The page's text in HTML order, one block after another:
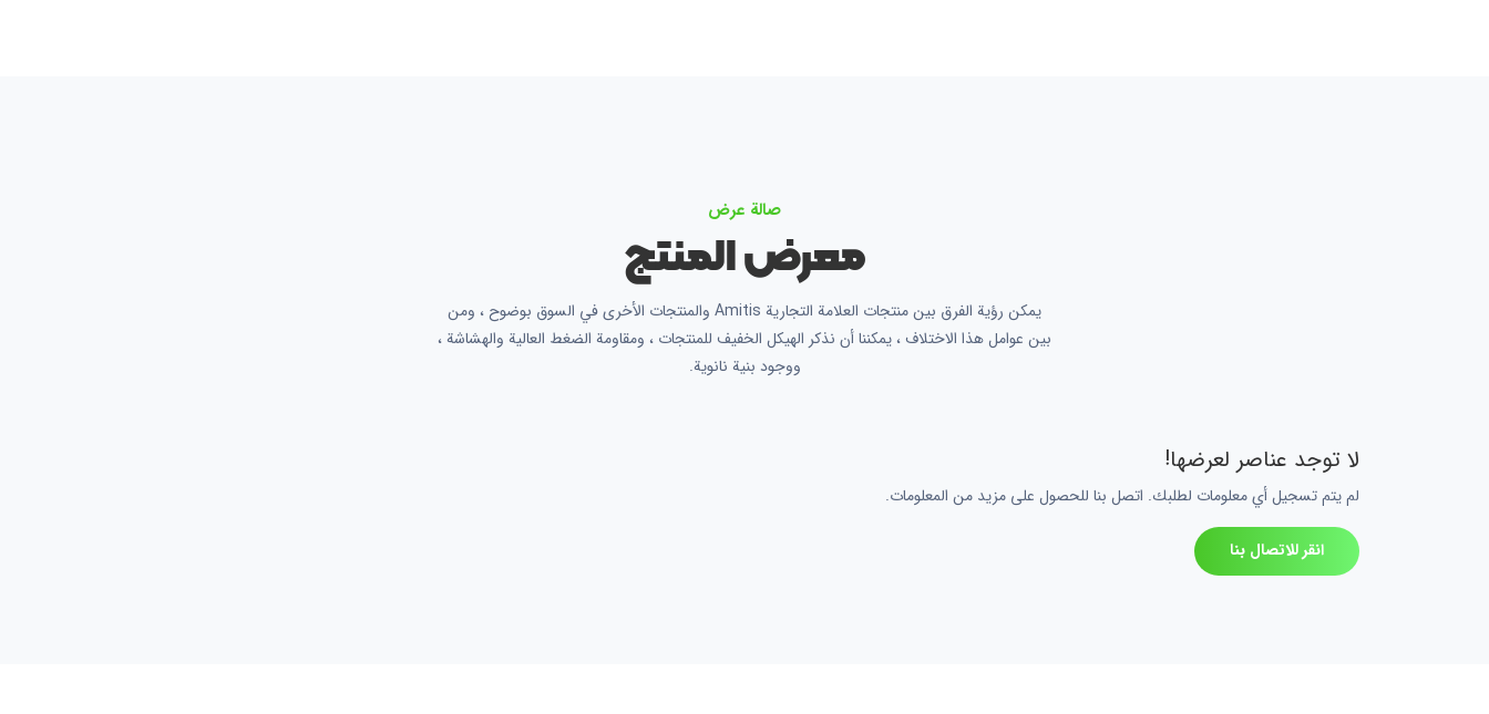
صالة عرض
معرض المنتج
يمكن رؤية الفرق بين منتجات العلامة التجارية Amitis والمنتجات الأخرى في السوق بوضوح ، ومن
بين عوامل هذا الاختلاف ، يمكننا أن نذكر الهيكل الخفيف للمنتجات ، ومقاومة الضغط العالية والهشاشة ،
ووجود بنية نانوية.
لا توجد عناصر لعرضها!
لم يتم تسجيل أي معلومات لطلبك. اتصل بنا للحصول على مزيد من المعلومات.
انقر للاتصال بنا